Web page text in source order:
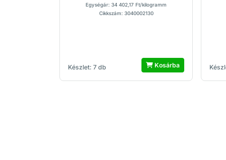
Készlet: 7 db
Egységár: 34 402,17 Ft/kilogramm
Cikkszám: 3040002130
Kosárba